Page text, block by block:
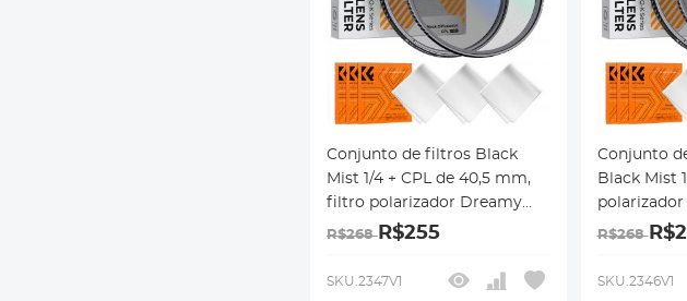
Conjunto de filtros Black
Mist 1/4 + CPL de 40,5 mm,
filtro polarizador Dreamy
Cinematic Effect Mist CPL, 18
multicamadas, série Nano-
R$268R$255
SKU.2347V1
Conjunto
Black Mist
Cinematic
R$268
SKU.2346V1